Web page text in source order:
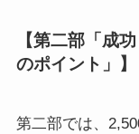
【第二部「成
のポイント」】
第二部では、